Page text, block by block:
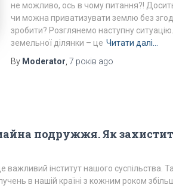
не можливо, ось в чому питання?!
чи можна приватизувати землю без згоди
зробити? Розглянемо наступну
земельної ділянки – це Читати далі…
By Moderator 7 років ago
подружжя. Як
інститут нашого суспільства.
в нашій країні з кожним роком